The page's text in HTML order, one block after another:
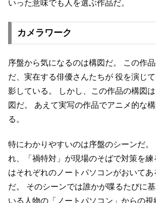
いった意味でも人を選ぶ作品だ。
カメラワーク
序盤から気になるのは構図だ。
この作
だ、実在する俳優さんたちが 役を演じ
影している。
しかし、この作品の構図
図だ。
あえて実写の作品でアニメ的な
る。
特にわかりやすいのは序盤のシーンだ。
れ、「禍特対」が現場のそばで対策を練
はそれぞれのノートパソコンがおいてあ
だ。
そのシーンでは誰かが喋るたびに基
いる人物の「ノートパソコン」からの視